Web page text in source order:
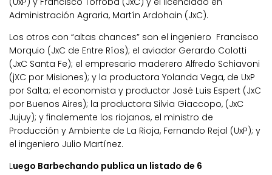
Administración Agraria, Martín Ardohain (JxC).
Los otros con “altas chances” son el ingeniero Francisco
Morquio (JxC de Entre Ríos); el aviador Gerardo Colotti
(JxC Santa Fe); el empresario maderero Alfredo Schiavoni
(jXC por Misiones); y la productora Yolanda Vega, de UxP
por Salta; el economista y productor José Luis Espert (JxC
por Buenos Aires); la productora Silvia Giaccopo, (JxC
Jujuy); y finalemente los riojanos, el ministro de
Producción y Ambiente de La Rioja, Fernando Rejal (UxP); y
el ingeniero Julio Martínez.
Luego Barbechando publica un listado de 6